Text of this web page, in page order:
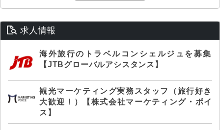
求人情報
海外旅行のトラベルコンシェルジュを募集
【JTBグローバルアシスタンス】
観光マーケティング実務スタッフ（旅行好き
大歓迎！）【株式会社マーケティング・ボイ
ス】